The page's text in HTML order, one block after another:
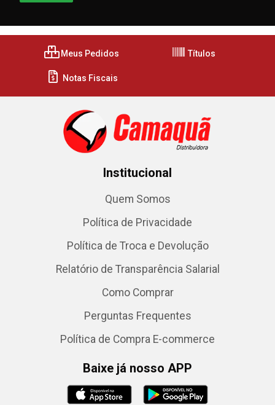
Meus Pedidos Títulos
Notas Fiscais
Institucional
Quem Somos
Política de Privacidade
Política de Troca e Devolução
Relatório de Transparência Salarial
Como Comprar
Perguntas Frequentes
Política de Compra E-commerce
Baixe já nosso APP